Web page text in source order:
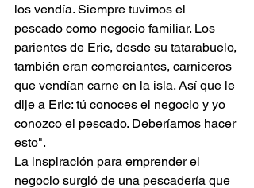
los vendía. Siempre tuvimos el
pescado como negocio familiar. Los
parientes de Eric, desde su tatarabuelo,
también eran comerciantes, carniceros
que vendían carne en la isla. Así que le
dije a Eric: tú conoces el negocio y yo
conozco el pescado. Deberíamos hacer
esto".
La inspiración para emprender el
negocio surgió de una pescadería que